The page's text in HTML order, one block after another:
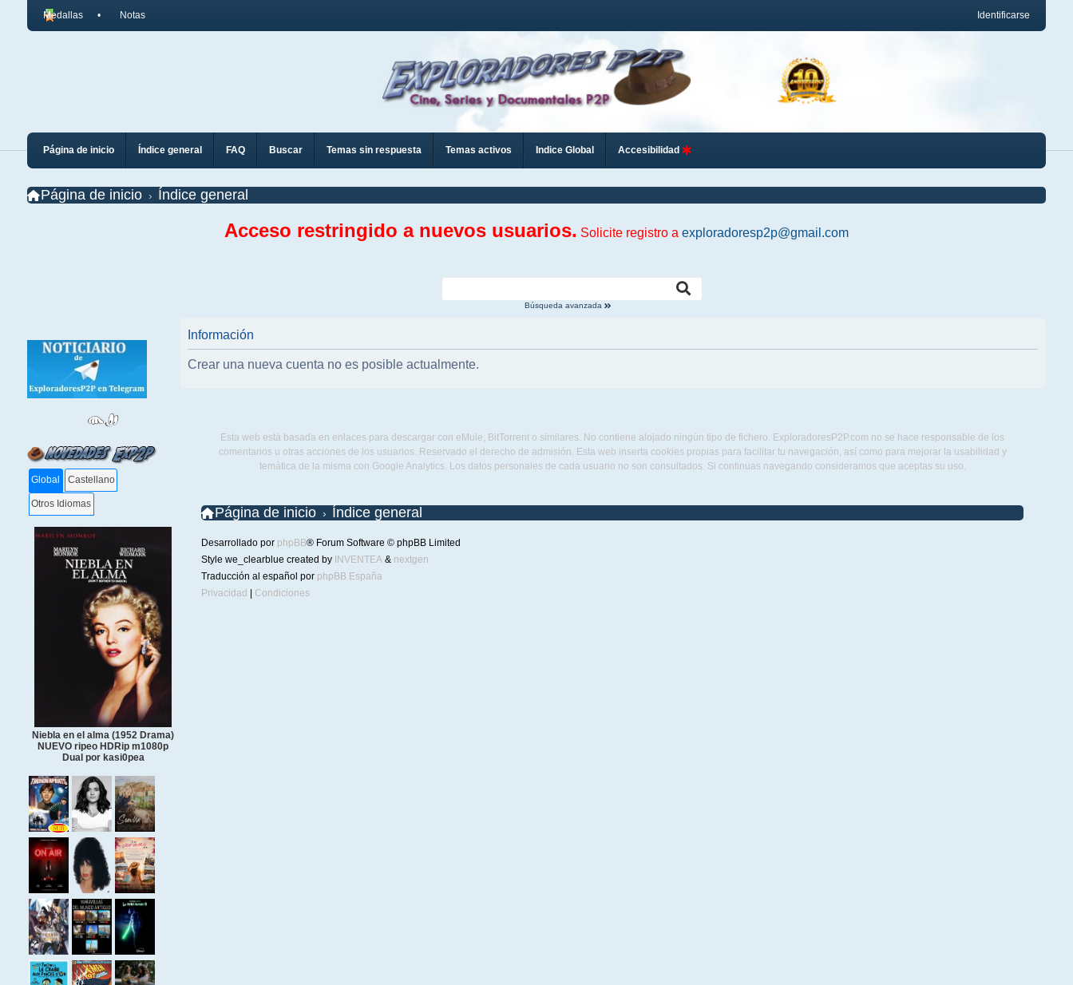
Identificarse
Medallas Notas
Página de inicio Índice general FAQ Buscar Temas sin respuesta Temas activos Indice Global Accesibilidad
Página de inicio Índice general
Acceso restringido a nuevos usuarios. Solicite registro a exploradoresp2p@gmail.com
Búsqueda avanzada
Global Castellano
Otros Idiomas
Niebla en el alma (1952 Drama)
NUEVO ripeo HDRip m1080p
Dual por kasi0pea
Información
Crear una nueva cuenta no es posible actualmente.
Esta web está basada en enlaces para descargar con eMule, BitTorrent o similares. No contiene alojado ningún tipo de fichero. ExploradoresP2P.com no se hace responsable de los
comentarios u otras acciones de los usuarios. Reservado el derecho de admisión. Esta web inserta cookies propias para facilitar tu navegación, así como para mejorar la usabilidad y
temática de la misma con Google Analytics. Los datos personales de cada usuario no son consultados. Si continuas navegando consideramos que aceptas su uso.
Página de inicio Índice general
Desarrollado por phpBB® Forum Software © phpBB Limited
Style we_clearblue created by INVENTEA& nextgen
Traducción al español por phpBB España
Privacidad | Condiciones